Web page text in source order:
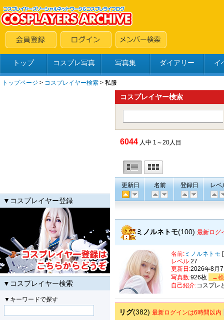
トップ コスプレ写真 写真集 ダイアリー イ
トップページ > コスプレイヤー検索 > 私服
▼コスプレイヤー登録
▼コスプレイヤー検索
▼キーワードで探す
コスプレイヤー検索
6044 人中 1～20人目
更新日 名前 登録日 レベ
ミノルネトモ(100) 最新ログ
名前: ミノルネトモ
レベル:27
更新日:2026年8月
写真数:926枚
→検
自己紹介:コスプレ
リグ(382) 最新ログインは6時間以内